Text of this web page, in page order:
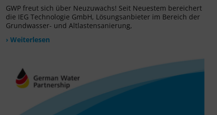
GWP freut sich über Neuzuwachs! Seit Neuestem bereichert
die IEG Technologie GmbH, Lösungsanbieter im Bereich der
Grundwasser- und Altlastensanierung,
› Weiterlesen